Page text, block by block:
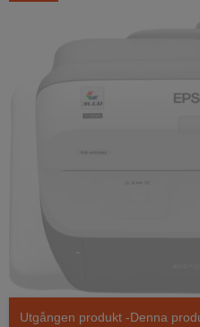
Utgången produkt -Denna